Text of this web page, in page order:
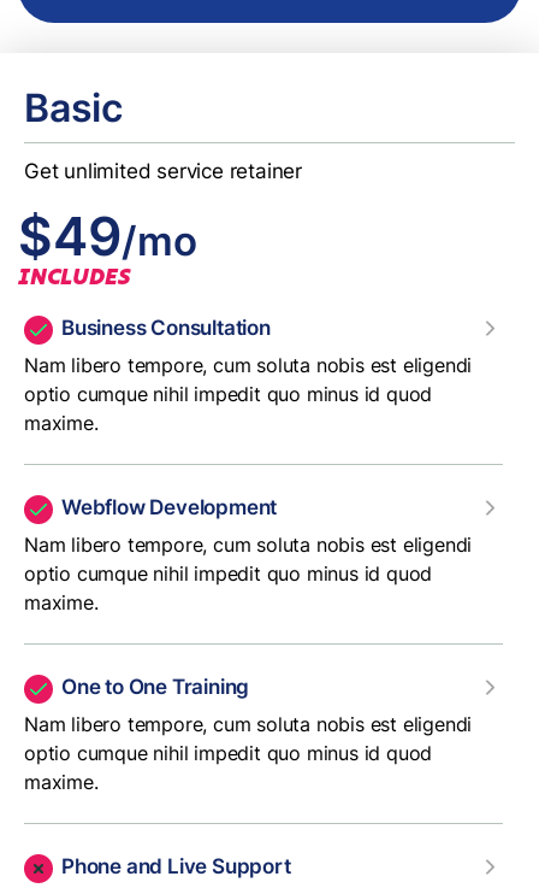
Basic
Get unlimited service retainer
$49/mo
INCLUDES
Business Consultation
Nam libero tempore, cum soluta nobis est eligendi
optio cumque nihil impedit quo minus id quod
maxime.
Webflow Development
Nam libero tempore, cum soluta nobis est eligendi
optio cumque nihil impedit quo minus id quod
maxime.
One to One Training
Nam libero tempore, cum soluta nobis est eligendi
optio cumque nihil impedit quo minus id quod
maxime.
Phone and Live Support